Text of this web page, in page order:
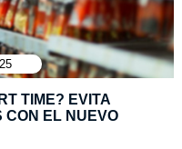
TIME? EVITA
EL NUEVO